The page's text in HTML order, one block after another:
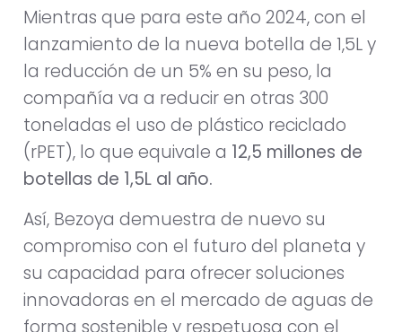
Mientras que para este año 2024, con el
lanzamiento de la nueva botella de 1,5L y
la reducción de un 5% en su peso, la
compañía va a reducir en otras 300
toneladas el uso de plástico reciclado
(rPET), lo que equivale a 12,5 millones de
botellas de 1,5L al año.
Así, Bezoya demuestra de nuevo su
compromiso con el futuro del planeta y
su capacidad para ofrecer soluciones
innovadoras en el mercado de aguas de
forma sostenible y respetuosa con el